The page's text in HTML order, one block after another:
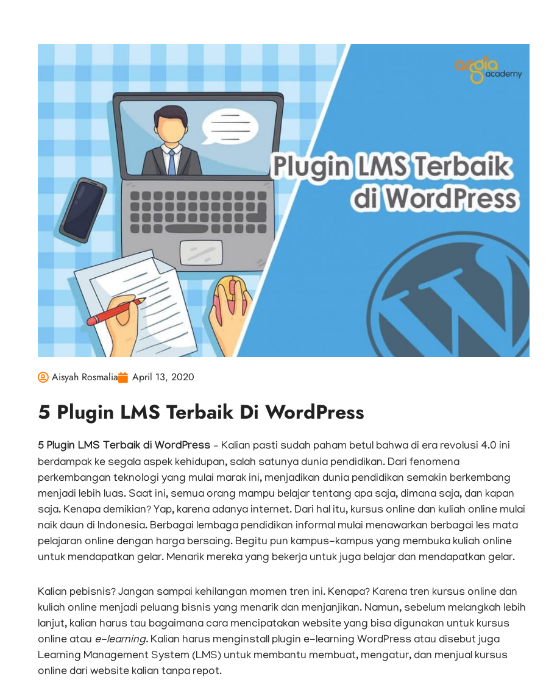
Aisyah Rosmalia April 13, 2020
5 Plugin LMS Terbaik Di WordPress
5 Plugin LMS Terbaik di WordPress – Kalian pasti sudah paham betul bahwa di era revolusi 4.0 ini
berdampak ke segala aspek kehidupan, salah satunya dunia pendidikan. Dari fenomena
perkembangan teknologi yang mulai marak ini, menjadikan dunia pendidikan semakin berkembang
menjadi lebih luas. Saat ini, semua orang mampu belajar tentang apa saja, dimana saja, dan kapan
saja. Kenapa demikian? Yap, karena adanya internet. Dari hal itu, kursus online dan kuliah online mulai
naik daun di Indonesia. Berbagai lembaga pendidikan informal mulai menawarkan berbagai les mata
pelajaran online dengan harga bersaing. Begitu pun kampus-kampus yang membuka kuliah online
untuk mendapatkan gelar. Menarik mereka yang bekerja untuk juga belajar dan mendapatkan gelar.
Kalian pebisnis? Jangan sampai kehilangan momen tren ini. Kenapa? Karena tren kursus online dan
kuliah online menjadi peluang bisnis yang menarik dan menjanjikan. Namun, sebelum melangkah lebih
lanjut, kalian harus tau bagaimana cara mencipatakan website yang bisa digunakan untuk kursus
online atau e-learning. Kalian harus menginstall plugin e-learning WordPress atau disebut juga
Learning Management System (LMS) untuk membantu membuat, mengatur, dan menjual kursus
online dari website kalian tanpa repot.